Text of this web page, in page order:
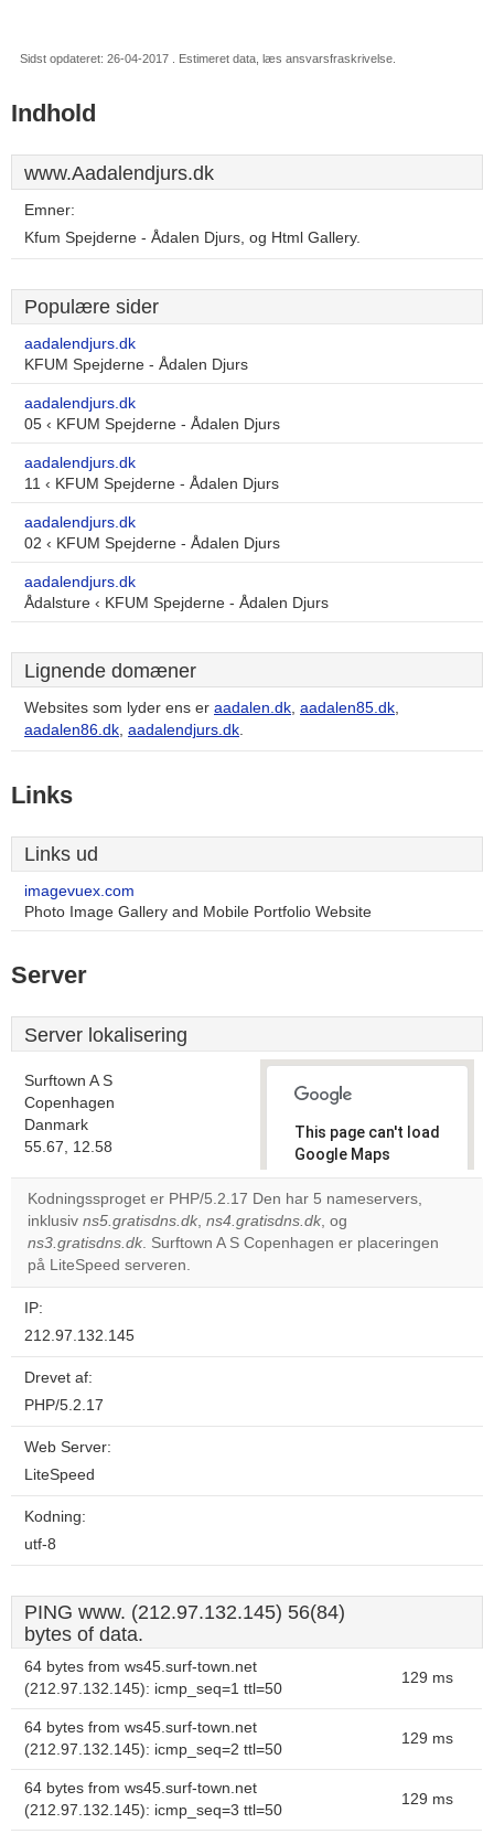
Sidst opdateret: 26-04-2017 . Estimeret data, læs ansvarsfraskrivelse.
Indhold
www.Aadalendjurs.dk
Emner:
Kfum Spejderne - Ådalen Djurs, og Html Gallery.
Populære sider
aadalendjurs.dk
KFUM Spejderne - Ådalen Djurs
aadalendjurs.dk
05 ‹ KFUM Spejderne - Ådalen Djurs
aadalendjurs.dk
11 ‹ KFUM Spejderne - Ådalen Djurs
aadalendjurs.dk
02 ‹ KFUM Spejderne - Ådalen Djurs
aadalendjurs.dk
Ådalsture ‹ KFUM Spejderne - Ådalen Djurs
Lignende domæner
Websites som lyder ens er aadalen.dk, aadalen85.dk,
aadalen86.dk, aadalendjurs.dk.
Links
Links ud
imagevuex.com
Photo Image Gallery and Mobile Portfolio Website
Server
Server lokalisering
Surftown A S
Copenhagen
Danmark
55.67, 12.58
This page can't load
Google Maps
correctly.
Do you
own this
OK
Kodningssproget er PHP/5.2.17 Den har 5 nameservers,
inklusiv ns5.gratisdns.dk, ns4.gratisdns.dk, og
ns3.gratisdns.dk. Surftown A S Copenhagen er placeringen
på LiteSpeed serveren.
IP:
212.97.132.145
Drevet af:
PHP/5.2.17
Web Server:
LiteSpeed
Kodning:
utf-8
PING www. (212.97.132.145) 56(84)
bytes of data.
64 bytes from ws45.surf-town.net
(212.97.132.145): icmp_seq=1 ttl=50
129 ms
64 bytes from ws45.surf-town.net
(212.97.132.145): icmp_seq=2 ttl=50
129 ms
64 bytes from ws45.surf-town.net
(212.97.132.145): icmp_seq=3 ttl=50
129 ms